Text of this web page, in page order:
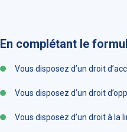
En complétant le
Vous disposez d’un droit
Vous disposez d’un droit
Vous disposez d’un droit à